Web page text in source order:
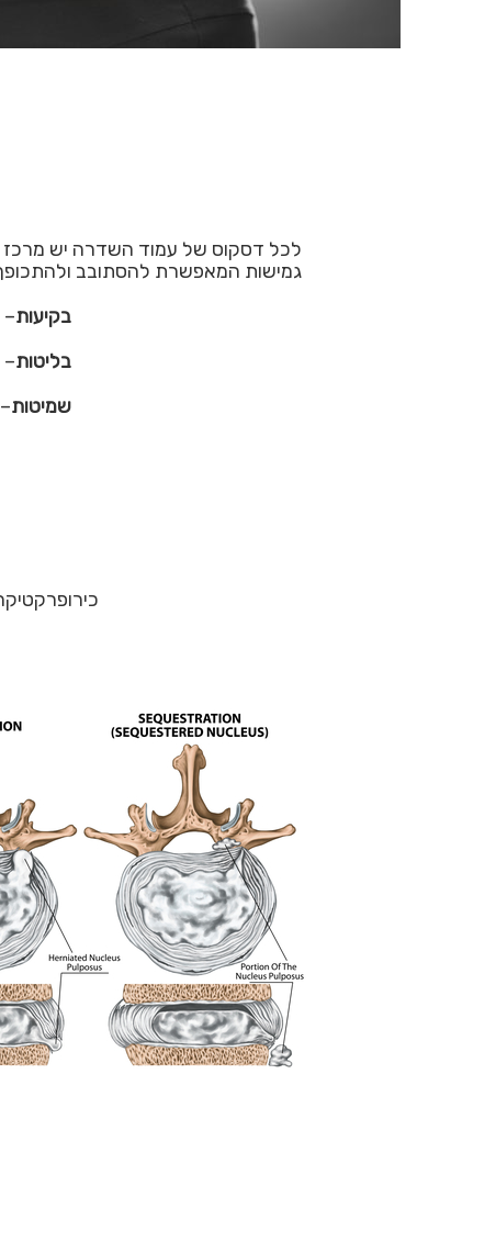
לכל דסקוס של עמוד השדרה יש מרכז
גמישות המאפשרת להסתובב ולהתכופף
בקיעות–
בליטות–
שמיטות